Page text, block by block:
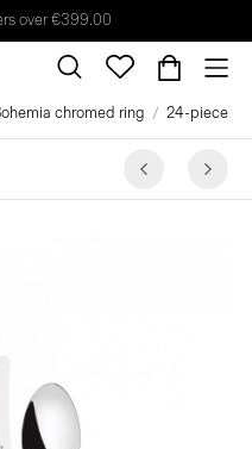
over €399.00
chromed ring 24-pieces